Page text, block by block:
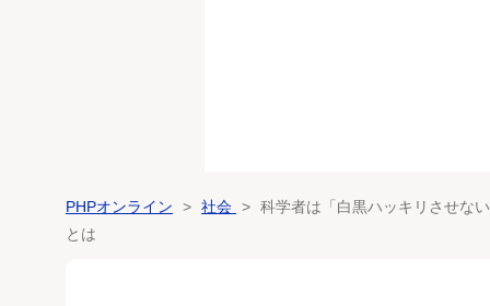
PHPオンライン 社会
科学者は「白黒ハッキリさせな
とは